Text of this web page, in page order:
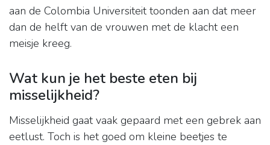
aan de Colombia Universiteit toonden aan dat meer
dan de helft van de vrouwen met de klacht een
meisje kreeg.
Wat kun je het beste eten bij
misselijkheid?
Misselijkheid gaat vaak gepaard met een gebrek aan
eetlust. Toch is het goed om kleine beetjes te